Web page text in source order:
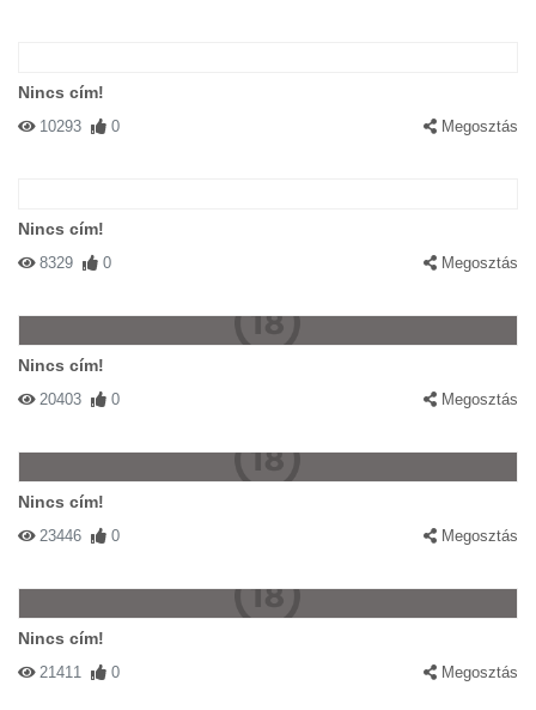
Nincs cím!
10293 0 Megosztás
Nincs cím!
8329 0 Megosztás
Nincs cím!
20403 0 Megosztás
Nincs cím!
23446 0 Megosztás
Nincs cím!
21411 0 Megosztás